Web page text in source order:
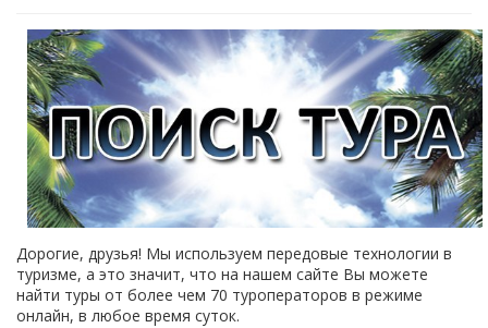
Дорогие, друзья! Мы используем передовые технологии в
туризме, а это значит, что на нашем сайте Вы можете
найти туры от более чем 70 туроператоров в режиме
онлайн, в любое время суток.